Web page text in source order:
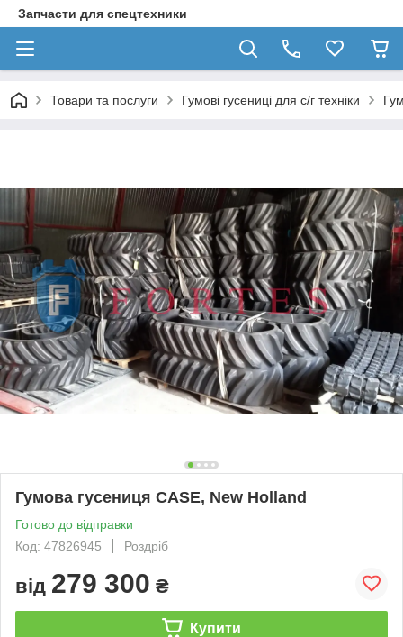
Запчасти для спецтехники
Товари та послуги Гумові гусениці для с/г техніки
Гумова гусениця CASE, New Holland
Готово до відправки
Код: 47826945
Роздріб
від 279 300 ₴
Купити